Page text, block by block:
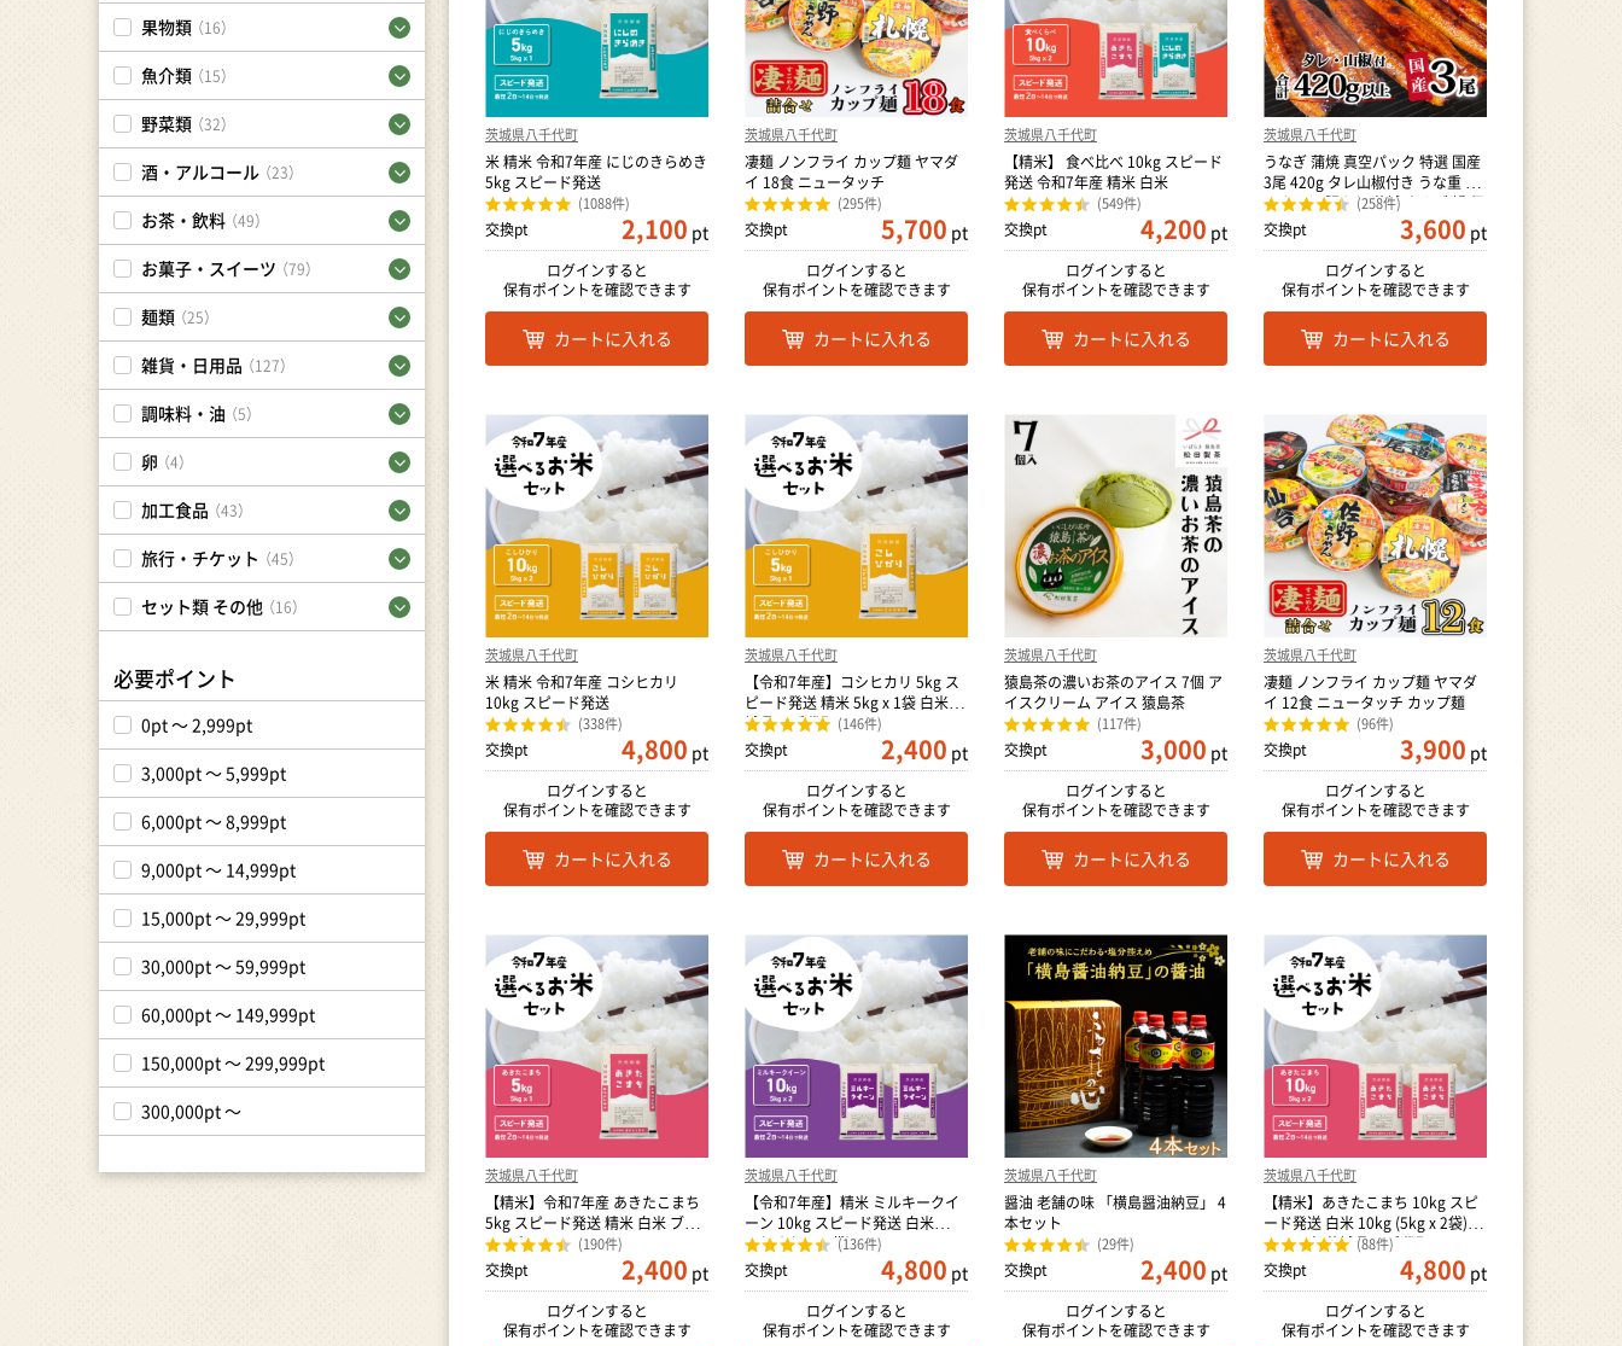
果物類（16）
魚介類（15）
野菜類（32）
酒・アルコール（23）
お茶・飲料（49）
お菓子・スイーツ（79）
麺類（25）
雑貨・日用品（127）
調味料・油（5）
卵（4）
加工食品（43）
旅行・チケット （45）
セット類 その他（16）
必要ポイント
0pt ～ 2,999pt
3,000pt ～ 5,999pt
6,000pt ～ 8,999pt
9,000pt ～ 14,999pt
15,000pt ～ 29,999pt
30,000pt ～ 59,999pt
60,000pt ～ 149,999pt
150,000pt ～ 299,999pt
300,000pt ～
茨城県八千代町
米 精米 令和7年産 にじのきらめき
5kg スピード発送
(1088件)
交換pt 2,100 pt
ログインすると
保有ポイントを確認できます
カートに入れる
茨城県八千代町
凄麺 ノンフライ カップ麺 ヤマダ
イ 18食 ニュータッチ
(295件)
交換pt 5,700 pt
ログインすると
保有ポイントを確認できます
カートに入れる
茨城県八千代町
【精米】 食べ比べ 10kg スピード
発送 令和7年産 精米 白米
(549件)
交換pt 4,200 pt
ログインすると
保有ポイントを確認できます
カートに入れる
茨城県八千代町
うなぎ 蒲焼 真空パック 特選 国産
3尾 420g タレ山椒付き うな重 ひ
つまぶし 訳あり 茨城 ウナギ 鰻 個
包装 人気 美味しい 小分け 八千代
町
(258件)
交換pt 3,600 pt
ログインすると
保有ポイントを確認できます
カートに入れる
茨城県八千代町
米 精米 令和7年産 コシヒカリ
10kg スピード発送
(338件)
交換pt 4,800 pt
ログインすると
保有ポイントを確認できます
カートに入れる
茨城県八千代町
【令和7年産】コシヒカリ 5kg ス
ピード発送 精米 5kg x 1袋 白米 茨
城県 八千代町 (146件)
交換pt 2,400 pt
ログインすると
保有ポイントを確認できます
カートに入れる
茨城県八千代町
猿島茶の濃いお茶のアイス 7個 ア
イスクリーム アイス 猿島茶
(117件)
交換pt 3,000 pt
ログインすると
保有ポイントを確認できます
カートに入れる
茨城県八千代町
凄麺 ノンフライ カップ麺 ヤマダ
イ 12食 ニュータッチ カップ麺
(96件)
交換pt 3,900 pt
ログインすると
保有ポイントを確認できます
カートに入れる
茨城県八千代町
【精米】令和7年産 あきたこまち
5kg スピード発送 精米 白米 ブラ
ンド米
(190件)
交換pt 2,400 pt
ログインすると
保有ポイントを確認できます
茨城県八千代町
【令和7年産】精米 ミルキークイ
ーン 10kg スピード発送 白米
10kg(5kg×2袋)(136件)
交換pt 4,800 pt
ログインすると
保有ポイントを確認できます
茨城県八千代町
醤油 老舗の味 「横島醤油納豆」 4
本セット
(29件)
交換pt 2,400 pt
ログインすると
保有ポイントを確認できます
茨城県八千代町
【精米】あきたこまち 10kg スピ
ード発送 白米 10kg (5kg x 2袋) ブ
ランド米 茨城県 八千代町
(88件)
交換pt 4,800 pt
ログインすると
保有ポイントを確認できます